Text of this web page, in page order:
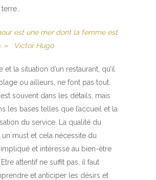
est une mer dont la femme est
» Victor Hugo
et la situation d’un restaurant, qu’il
ou ailleurs, ne font pas tout.
est souvent dans les détails, mais
les bases telles que l’accueil et la
du service. La qualité du
un must et cela nécessite du
et intéressé au bien-être
attentif ne suffit pas, il faut
et anticiper les désirs et